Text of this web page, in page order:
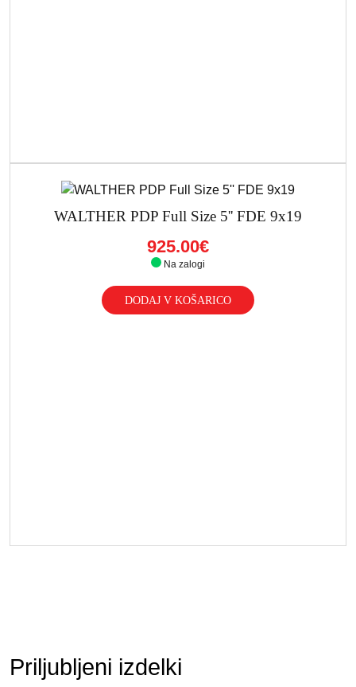
WALTHER PDP Full Size 5'' FDE 9x19
925.00€
Na zalogi
DODAJ V KOŠARICO
Priljubljeni izdelki